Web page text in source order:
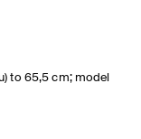
to 65,5 cm; model